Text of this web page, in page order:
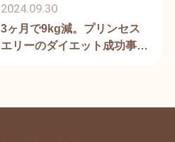
3ヶ月で9kg減。プリンセス
エリーのダイエット成功事例
2024.09.30